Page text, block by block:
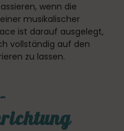
wenn die
musikalischer
ist darauf ausgelegt,
vollständig auf den
zu lassen.